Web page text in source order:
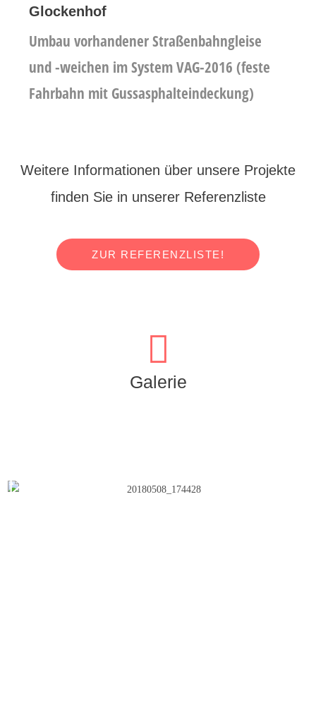
Glockenhof
Umbau vorhandener Straßenbahngleise
und -weichen im System VAG-2016 (feste
Fahrbahn mit Gussasphalteindeckung)
Weitere Informationen über unsere Projekte
finden Sie in unserer Referenzliste
ZUR REFERENZLISTE!
Galerie